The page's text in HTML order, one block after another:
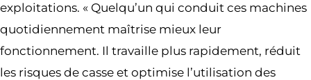
exploitations. « Quelqu’un qui conduit ces machines
quotidiennement maîtrise mieux leur
fonctionnement. Il travaille plus rapidement, réduit
les risques de casse et optimise l’utilisation des